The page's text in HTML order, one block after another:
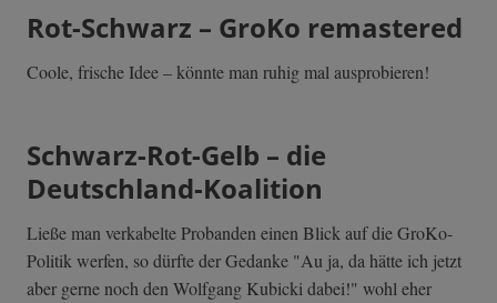
Rot-Schwarz – GroKo remastered
Coole, frische Idee – könnte man ruhig mal ausprobieren!
Schwarz-Rot-Gelb – die
Deutschland-Koalition
Ließe man verkabelte Probanden einen Blick auf die GroKo-
Politik werfen, so dürfte der Gedanke "Au ja, da hätte ich jetzt
aber gerne noch den Wolfgang Kubicki dabei!" wohl eher